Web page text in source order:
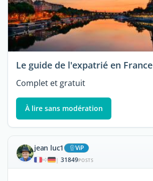
Le guide de l'expatrié en France
Complet et gratuit
À lire sans modération
jean luc1 ViP
| 31849POSTS